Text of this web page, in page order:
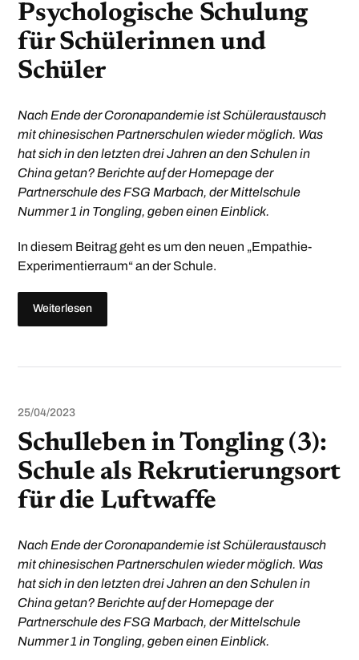
Psychologische Schulung
für Schülerinnen und
Schüler
Nach Ende der Coronapandemie ist Schüleraustausch
mit chinesischen Partnerschulen wieder möglich. Was
hat sich in den letzten drei Jahren an den Schulen in
China getan? Berichte auf der Homepage der
Partnerschule des FSG Marbach, der Mittelschule
Nummer 1 in Tongling, geben einen Einblick.
In diesem Beitrag geht es um den neuen „Empathie-
Experimentierraum“ an der Schule.
Weiterlesen
25/04/2023
Schulleben in Tongling (3):
Schule als Rekrutierungsort
für die Luftwaffe
Nach Ende der Coronapandemie ist Schüleraustausch
mit chinesischen Partnerschulen wieder möglich. Was
hat sich in den letzten drei Jahren an den Schulen in
China getan? Berichte auf der Homepage der
Partnerschule des FSG Marbach, der Mittelschule
Nummer 1 in Tongling, geben einen Einblick.